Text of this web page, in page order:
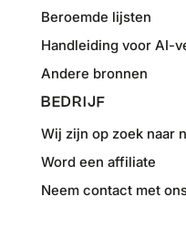
Beroemde lijsten
Handleiding voor AI-
Andere bronnen
BEDRIJF
Wij zijn op zoek naar
Word een affiliate
Neem contact met